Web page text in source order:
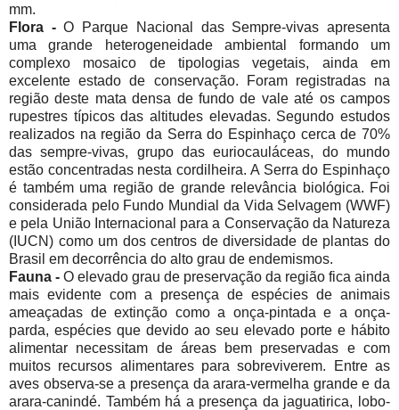
mm.
Flora -O Parque Nacional das Sempre-vivas apresenta
uma grande heterogeneidade ambiental formando um
complexo mosaico de tipologias vegetais, ainda em
excelente estado de conservação. Foram registradas na
região deste mata densa de fundo de vale até os campos
rupestres típicos das altitudes elevadas. Segundo estudos
realizados na região da Serra do Espinhaço cerca de 70%
das sempre-vivas, grupo das euriocauláceas, do mundo
estão concentradas nesta cordilheira. A Serra do Espinhaço
é também uma região de grande relevância biológica. Foi
considerada pelo Fundo Mundial da Vida Selvagem (WWF)
e pela União Internacional para a Conservação da Natureza
(IUCN) como um dos centros de diversidade de plantas do
Brasil em decorrência do alto grau de endemismos.
Fauna - O elevado grau de preservação da região fica ainda
mais evidente com a presença de espécies de animais
ameaçadas de extinção como a onça-pintada e a onça-
parda, espécies que devido ao seu elevado porte e hábito
alimentar necessitam de áreas bem preservadas e com
muitos recursos alimentares para sobreviverem. Entre as
aves observa-se a presença da arara-vermelha grande e da
arara-canindé. Também há a presença da jaguatirica, lobo-